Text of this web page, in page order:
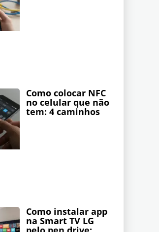
Como colocar NFC
no celular que não
tem: 4 caminhos
Como instalar app
na Smart TV LG